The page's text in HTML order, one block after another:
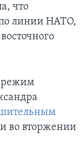
что
линии НАТО,
режим
во вторжении